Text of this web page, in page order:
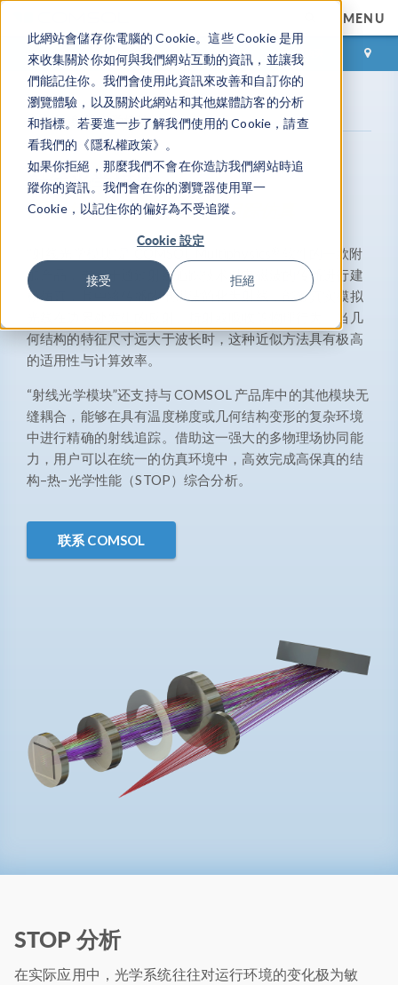
此網站會儲存你電腦的 Cookie。這些 Cookie 是用
來收集關於你如何與我們網站互動的資訊，並讓我
們能記住你。我們會使用此資訊來改善和自訂你的
瀏覽體驗，以及關於此網站和其他媒體訪客的分析
和指標。若要進一步了解我們使用的 Cookie，請查
看我們的《隱私權政策》。
如果你拒絕，那麼我們不會在你造訪我們網站時追
蹤你的資訊。我們會在你的瀏覽器使用單一
Cookie，以記住你的偏好為不受追蹤。
Cookie 設定
接受 拒絕
MENU
登录 咨询与购买
产品库 射线光学模块
射线光学模块
面向大型光学系统的光线追踪仿真
软件的一款附
加产品，专用于通过射线追踪技术对电磁波的传播进行建
模仿真，其中将传播的电磁波简化为射线，能够真实模拟
光线在边界处发生的反射、折射或吸收等物理行为。当几
何结构的特征尺寸远大于波长时，这种近似方法具有极高
的适用性与计算效率。
“射线光学模块”还支持与 COMSOL 产品库中的其他模块无
缝耦合，能够在具有温度梯度或几何结构变形的复杂环境
中进行精确的射线追踪。借助这一强大的多物理场协同能
力，用户可以在统一的仿真环境中，高效完成高保真的结
构–热–光学性能（STOP）综合分析。
联系 COMSOL
STOP 分析
在实际应用中，光学系统往往对运行环境的变化极为敏